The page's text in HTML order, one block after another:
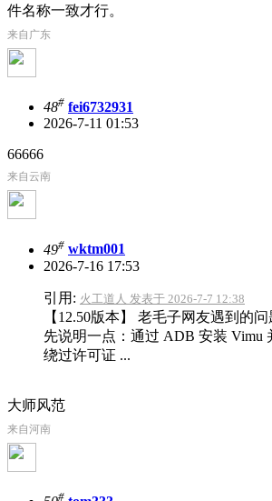
件名称一致才行。
来自广东
48# fei6732931
2026-7-11 01:53
66666
来自云南
49# wktm001
2026-7-16 17:53
引用: 火工道人 发表于 2026-7-7 12:38
【12.50版本】 老毛子网友遇到的
先说明一点：通过 ADB 安装 Vimu
绕过许可证 ...
大师风范
来自河南
#